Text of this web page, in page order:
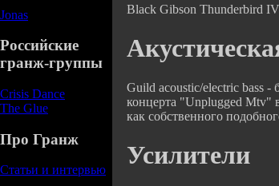
Jonas
Российские
гранж-группы
Crisis Dance
The Glue
Про Гранж
Статьи и интервью
Black Gibson Thunderbird
Guild acoustic/electric bass -
концерта "Unplugged Mtv"
как собственного
Усилители